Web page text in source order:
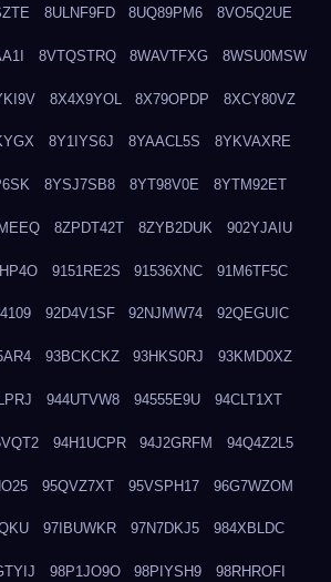
8ULNF9FD 8UQ89PM6 8VO5Q2UE
8VTQSTRQ 8WAVTFXG 8WSU0MSW
8X4X9YOL 8X79OPDP 8XCY80VZ
8Y1IYS6J 8YAACL5S 8YKVAXRE
8YSJ7SB8 8YT98V0E 8YTM92ET
8ZPDT42T 8ZYB2DUK 902YJAIU
9151RE2S 91536XNC 91M6TF5C
92D4V1SF 92NJMW74 92QEGUIC
93BCKCKZ 93HKS0RJ 93KMD0XZ
944UTVW8 94555E9U 94CLT1XT
94H1UCPR 94J2GRFM 94Q4Z2L5
95QVZ7XT 95VSPH17 96G7WZOM
97IBUWKR 97N7DKJ5 984XBLDC
98P1JO9O 98PIYSH9 98RHROFI